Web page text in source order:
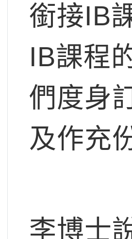
銜接IB
IB課程
們度身
及作充
李博士